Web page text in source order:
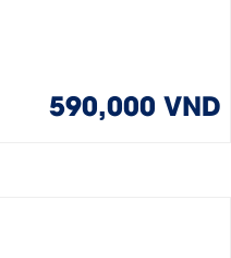
590,000 VND